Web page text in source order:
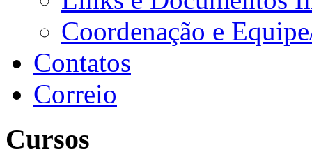
Coordenação e
Contatos
Correio
Cursos